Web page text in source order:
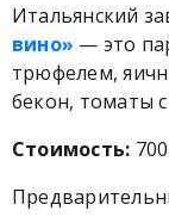
Итальянский
вино» — это
трюфелем,
бекон, томаты
Стоимость: